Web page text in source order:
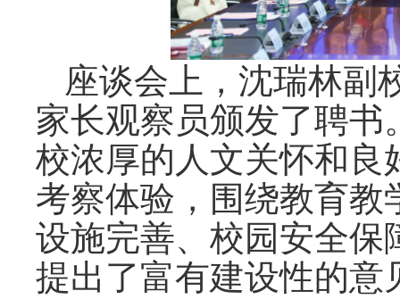
座谈会上，沈瑞林副
家长观察员颁发了聘书
校浓厚的人文关怀和良
考察体验，围绕教育教
设施完善、校园安全保
提出了富有建设性的意